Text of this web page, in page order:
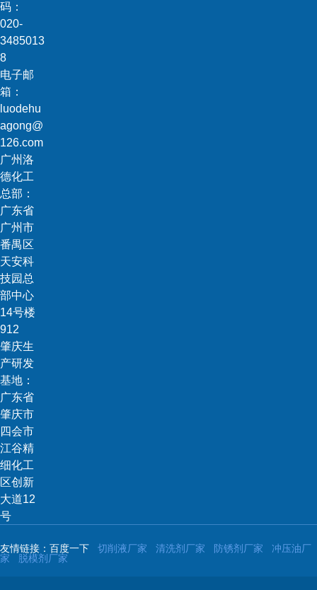
码：
020-
3485013
8
电子邮
箱：
luodehu
agong@
126.com
广州洛
德化工
总部：
广东省
广州市
番禺区
天安科
技园总
部中心
14号楼
912
肇庆生
产研发
基地：
广东省
肇庆市
四会市
江谷精
细化工
区创新
大道12
号
友情链接：百度一下 切削液厂家 清洗剂厂家 防锈剂厂家
冲压油厂
家
脱模剂厂家